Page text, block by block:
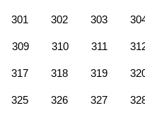
301 302 303
309 310 311
317 318 319
325 326 327